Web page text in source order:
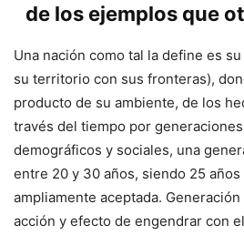
de los ejemplos que
Una nación como tal la define es
su territorio con sus fronteras),
producto de su ambiente, de los
través del tiempo por
demográficos y sociales, una
entre 20 y 30 años, siendo 25
ampliamente aceptada.
acción y efecto de engendrar con